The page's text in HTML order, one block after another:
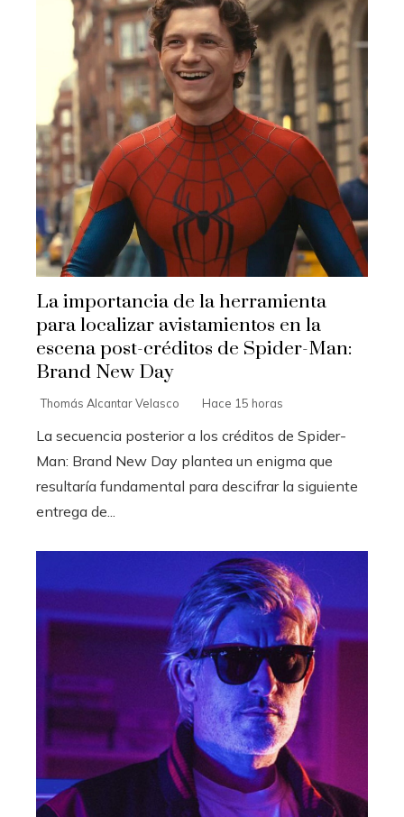
La importancia de la herramienta
para localizar avistamientos en la
escena post-créditos de Spider-Man:
Brand New Day
Thomás Alcantar Velasco Hace 15 horas
La secuencia posterior a los créditos de Spider-
Man: Brand New Day plantea un enigma que
resultaría fundamental para descifrar la siguiente
entrega de...